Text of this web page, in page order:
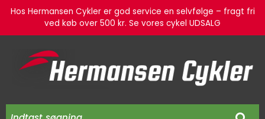
Hos Hermansen Cykler er god service en selvfølge – fragt fri
ved køb over 500 kr. Se vores cykel UDSALG